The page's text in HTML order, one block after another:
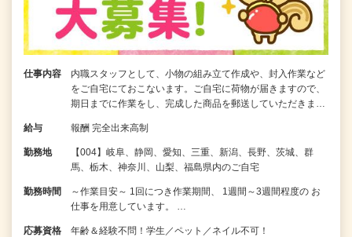
仕事内容
内職スタッフとして、小物の組み立て作成や、封入作業など
をご自宅にておこないます。ご自宅に荷物が届きますので、
期日までに作業をし、完成した商品を郵送していただきま…
給与 報酬 完全出来高制
勤務地
【004】岐阜、静岡、愛知、三重、新潟、長野、茨城、群
馬、栃木、神奈川、山梨、福島県内のご自宅
勤務時間
～作業目安～ 1回につき作業期間、 1週間～3週間程度の お
仕事を用意しています。 …
応募資格 年齢＆経験不問！学生／ペット／ネイル不可！